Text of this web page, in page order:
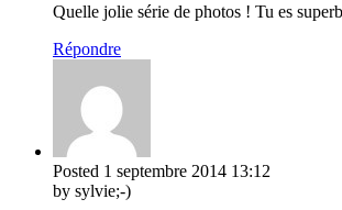
Quelle jolie série de photos ! Tu es
Répondre
Posted 1 septembre 2014 13:12
by sylvie;-)